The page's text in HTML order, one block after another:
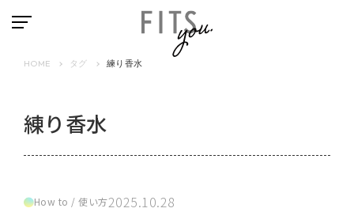
HOME タグ 練り香水
練り香水
How to / 使い方2025.10.28